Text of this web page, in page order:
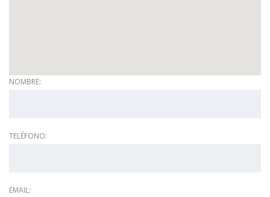
NOMBRE:
TELÉFONO:
EMAIL: